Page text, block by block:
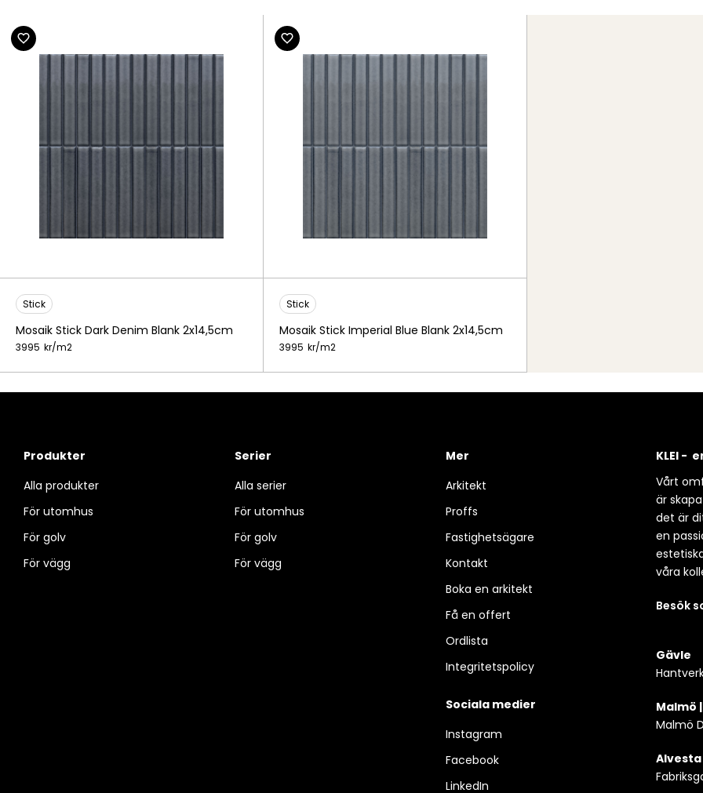
Stick
Mosaik Stick Dark Denim Blank 2x14,5cm
3995 kr/m2
Stick
Mosaik Stick Imperial Blue Blank 2x14,5cm
3995 kr/m2
Produkter
Alla produkter
För utomhus
För golv
För vägg
Serier
Alla serier
För utomhus
För golv
För vägg
Mer
Arkitekt
Proffs
Fastighetsägare
Kontakt
Boka en arkitekt
Få en offert
Ordlista
Integritetspolicy
Sociala medier
Instagram
Facebook
LinkedIn
KLEI -
Vårt
är
det är
en
våra
Besök
Gävle
Malmö
Malmö